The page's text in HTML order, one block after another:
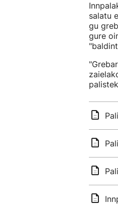
salatu
gu
gure